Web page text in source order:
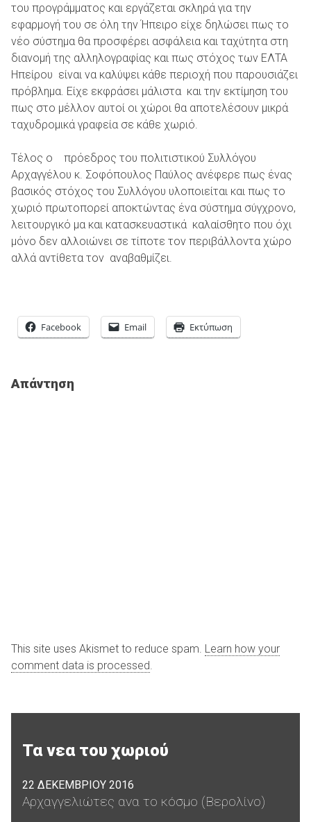
του προγράμματος και εργάζεται σκληρά για την
εφαρμογή του σε όλη την Ήπειρο είχε δηλώσει πως το
νέο σύστημα θα προσφέρει ασφάλεια και ταχύτητα στη
διανομή της αλληλογραφίας και πως στόχος των ΕΛΤΑ
Ηπείρου είναι να καλύψει κάθε περιοχή που παρουσιάζει
πρόβλημα. Είχε εκφράσει μάλιστα και την εκτίμηση του
πως στο μέλλον αυτοί οι χώροι θα αποτελέσουν μικρά
ταχυδρομικά γραφεία σε κάθε χωριό.
Τέλος ο πρόεδρος του πολιτιστικού Συλλόγου
Αρχαγγέλου κ. Σοφόπουλος Παύλος ανέφερε πως ένας
βασικός στόχος του Συλλόγου υλοποιείται και πως το
χωριό πρωτοπορεί αποκτώντας ένα σύστημα σύγχρονο,
λειτουργικό μα και κατασκευαστικά καλαίσθητο που όχι
μόνο δεν αλλοιώνει σε τίποτε τον περιβάλλοντα χώρο
αλλά αντίθετα τον αναβαθμίζει.
Facebook Email Εκτύπωση
Απάντηση
This site uses Akismet to reduce spam. Learn how your
comment data is processed.
Τα νεα του χωριού
22 ΔΕΚΕΜΒΡΙΟΥ 2016
Αρχαγγελιώτες ανα το κόσμο (Βερολίνο)